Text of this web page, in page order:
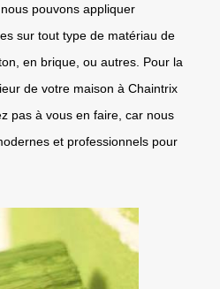
pouvons appliquer
sur tout type de matériau de
en brique, ou autres. Pour la
de votre maison à Chaintrix
pas à vous en faire, car nous
et professionnels pour